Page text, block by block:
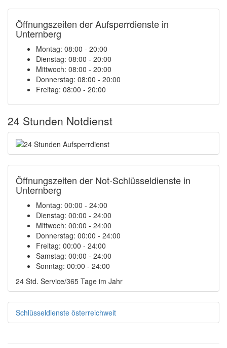
Öffnungszeiten der Aufsperrdienste in
Unternberg
Montag: 08:00 - 20:00
Dienstag: 08:00 - 20:00
Mittwoch: 08:00 - 20:00
Donnerstag: 08:00 - 20:00
Freitag: 08:00 - 20:00
24 Stunden Notdienst
Öffnungszeiten der Not-Schlüsseldienste in
Unternberg
Montag: 00:00 - 24:00
Dienstag: 00:00 - 24:00
Mittwoch: 00:00 - 24:00
Donnerstag: 00:00 - 24:00
Freitag: 00:00 - 24:00
Samstag: 00:00 - 24:00
Sonntag: 00:00 - 24:00
24 Std. Service/365 Tage im Jahr
Schlüsseldienste österreichweit